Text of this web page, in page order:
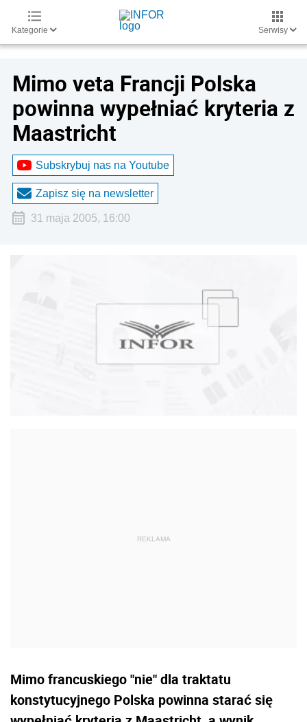
Kategorie Serwisy
Mimo veta Francji Polska
powinna wypełniać kryteria z
Maastricht
Subskrybuj nas na Youtube
Zapisz się na newsletter
31 maja 2005, 16:00
Mimo francuskiego "nie" dla traktatu
konstytucyjnego Polska powinna starać się